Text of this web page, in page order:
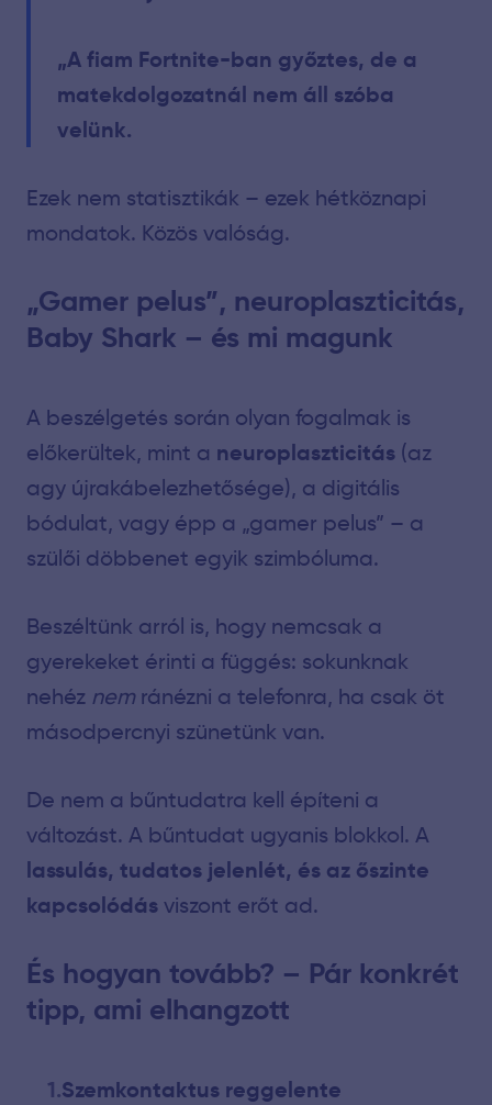
„A fiam Fortnite-ban győztes, de a
matekdolgozatnál nem áll szóba
velünk.
Ezek nem statisztikák – ezek hétköznapi
mondatok. Közös valóság.
„Gamer pelus”, neuroplaszticitás,
Baby Shark – és mi magunk
A beszélgetés során olyan fogalmak is
előkerültek, mint a neuroplaszticitás (az
agy újrakábelezhetősége), a digitális
bódulat, vagy épp a „gamer pelus” – a
szülői döbbenet egyik szimbóluma.
Beszéltünk arról is, hogy nemcsak a
gyerekeket érinti a függés: sokunknak
nehéz nemránézni a telefonra, ha csak öt
másodpercnyi szünetünk van.
De nem a bűntudatra kell építeni a
változást. A bűntudat ugyanis blokkol. A
lassulás, tudatos jelenlét, és az őszinte
kapcsolódás viszont erőt ad.
És hogyan tovább? – Pár konkrét
tipp, ami elhangzott
Szemkontaktus reggelente